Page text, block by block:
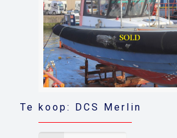
Te koop: DCS Merlin